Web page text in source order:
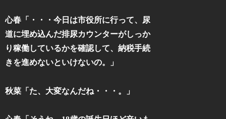
心春「・・・今日は市役所に行って、尿
道に埋め込んだ排尿カウンターがしっか
り稼働しているかを確認して、納税手続
きを進めないといけないの。」
秋菜「た、大変なんだね・・・。」